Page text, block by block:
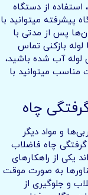
استفاده از دستگاه
پیشرفته میتوانید با
پس از مدتی با
بازکنی تماس
لوله آب شده باشید،
مناسب میتوانید با
چاه
و مواد دیگر
چاه فاضلاب
یکی از راهکارهای
به صورت موقت
و جلوگیری از